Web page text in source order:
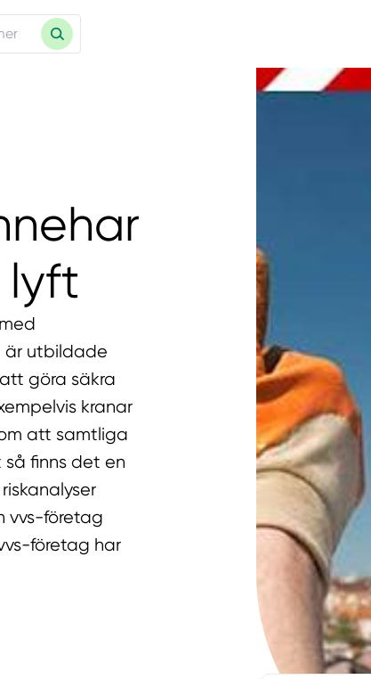
lyft
är utbildade
göra säkra
kranar
att samtliga
finns det en
vvs-företag
företag har